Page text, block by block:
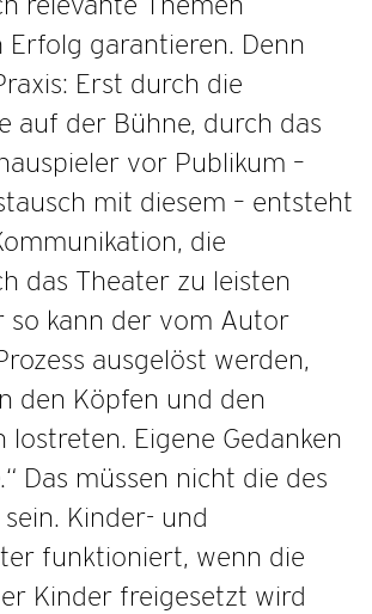
garantieren. Denn
Erst durch die
auf der Bühne, durch das
vor Publikum –
mit diesem – entsteht
die
das Theater zu leisten
so kann der vom Autor
ausgelöst werden,
den Köpfen und den
lostreten. Eigene Gedanken
Das müssen nicht die des
Kinder- und
funktioniert, wenn die
Kinder freigesetzt wird